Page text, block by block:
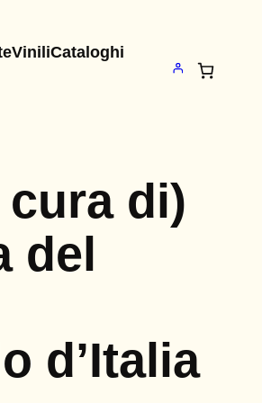
ViniliCataloghi
di)
del
d’Italia